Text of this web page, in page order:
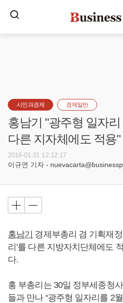
시민과경제 경제일반
홍남기 "광주형 일자
다른 지자체에도 적용"
2019-01-31 12:12:17
이규연 기자 -
홍남기 경제부총리 겸 기획재
리’를 다른 지방자치단체에도
다.
홍 부총리는 30일 정부세종청
들과 만나 “광주형 일자리를 2